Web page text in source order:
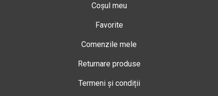
Coșul meu
Favorite
Comenzile mele
Returnare produse
Termeni și condiții